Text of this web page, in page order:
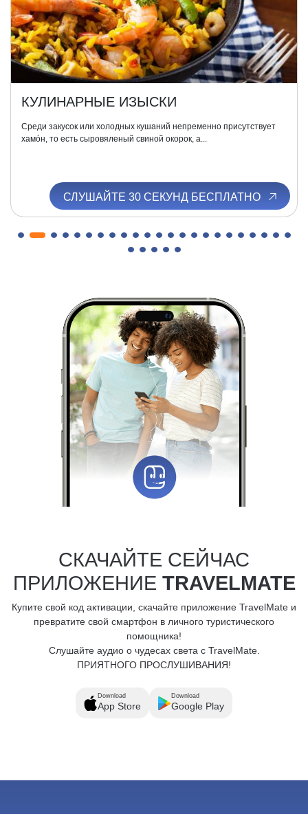
КУЛИНАРНЫЕ ИЗЫСКИ
Среди закусок или холодных кушаний непременно присутствует
хамóн, то есть сыровяленый свиной окорок, а...
СЛУШАЙТЕ 30 СЕКУНД БЕСПЛАТНО
СКАЧАЙТЕ СЕЙЧАС
ПРИЛОЖЕНИЕ TRAVELMATE
Купите свой код активации, скачайте приложение TravelMate и
превратите свой смартфон в личного туристического
помощника!
Слушайте аудио о чудесах света с TravelMate.
ПРИЯТНОГО ПРОСЛУШИВАНИЯ!
Download
App Store
Download
Google Play